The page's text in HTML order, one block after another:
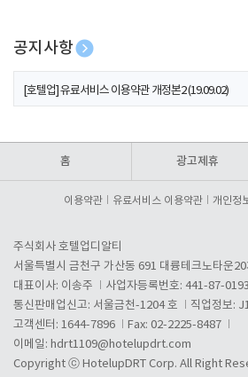
공지사항
[호텔업] 개인정보 처리방침 개정본1 (19.09.02)
[호텔업] 유료서비스 이용약관 개정본2 (19.09.02)
홈 광고제휴
이용약관 유료서비스 이용약관 개인정
주식회사 호텔업디알티
서울특별시 금천구 가산동 691 대륭테크노타운
대표이사: 이송주
사업자등록번호: 441-87-
통신판매업신고: 서울금천-1204 호
직업정보:
고객센터: 1644-7896
Fax: 02-2225-8487
이메일: hdrt1109@hotelupdrt.com
Copyright ⓒ HotelupDRT Corp. All Right